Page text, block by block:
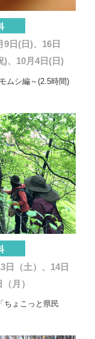
9日(日)、16日
)、10月4日(日)
ムシ編～(2.5時間)
日（土）、14日
月）
ちょこっと県民